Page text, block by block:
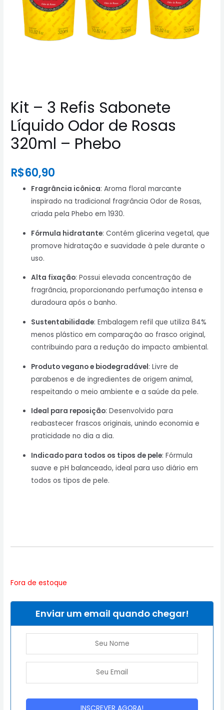
Kit – 3 Refis Sabonete
Líquido Odor de Rosas
320ml – Phebo
R$60,90
Fragrância icônica: Aroma floral marcante
inspirado na tradicional fragrância Odor de Rosas,
criada pela Phebo em 1930.
Fórmula hidratante: Contém glicerina vegetal, que
promove hidratação e suavidade à pele durante o
uso.
Alta fixação: Possui elevada concentração de
fragrância, proporcionando perfumação intensa e
duradoura após o banho.
Sustentabilidade: Embalagem refil que utiliza 84%
menos plástico em comparação ao frasco original,
contribuindo para a redução do impacto ambiental.
Produto vegano e biodegradável: Livre de
parabenos e de ingredientes de origem animal,
respeitando o meio ambiente e a saúde da pele.
Ideal para reposição: Desenvolvido para
reabastecer frascos originais, unindo economia e
praticidade no dia a dia.
Indicado para todos os tipos de pele: Fórmula
suave e pH balanceado, ideal para uso diário em
todos os tipos de pele.
Fora de estoque
Enviar um email quando chegar!